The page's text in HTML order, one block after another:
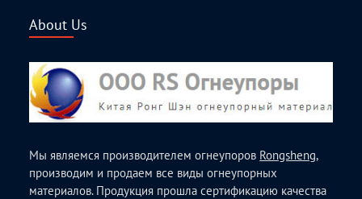
About Us
Мы являемся производителем огнеупоров Rongsheng,
производим и продаем все виды огнеупорных
материалов. Продукция прошла сертификацию качества